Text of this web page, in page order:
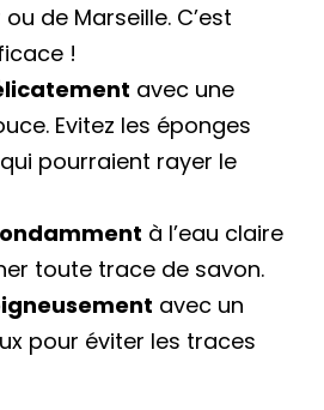
de Marseille. C’est
!
avec une
Evitez les éponges
pourraient rayer le
à l’eau claire
toute trace de savon.
avec un
pour éviter les traces